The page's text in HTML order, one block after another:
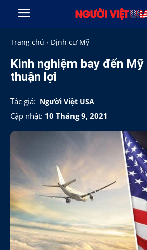
Trang chủ Định cư Mỹ
Kinh nghiệm bay đến
thuận lợi
Tác giả: Người Việt USA
Cập nhật: 10 Tháng 9, 2021